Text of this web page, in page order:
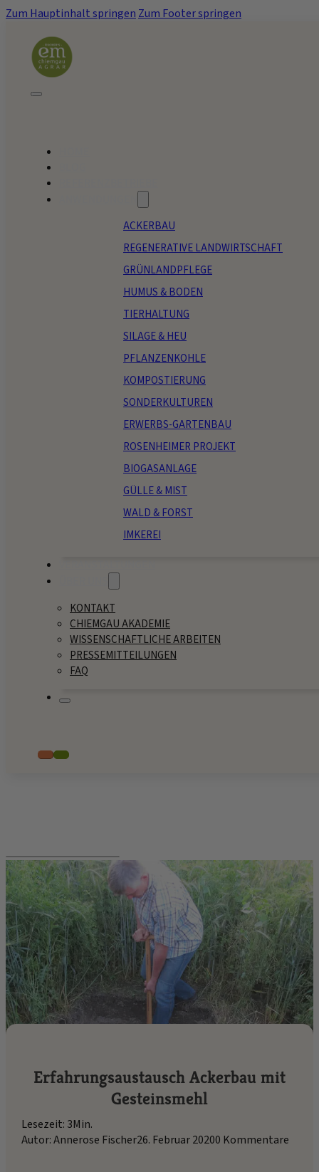
Zum Hauptinhalt springen Zum Footer springen
ACKERBAU
REGENERATIVE LANDWIRTSCHAFT
GRÜNLANDPFLEGE
HUMUS & BODEN
TIERHALTUNG
SILAGE & HEU
PFLANZENKOHLE
KOMPOSTIERUNG
SONDERKULTUREN
ERWERBS-GARTENBAU
ROSENHEIMER PROJEKT
BIOGASANLAGE
GÜLLE & MIST
WALD & FORST
IMKEREI
KONTAKT
CHIEMGAU AKADEMIE
WISSENSCHAFTLICHE ARBEITEN
PRESSEMITTEILUNGEN
FAQ
Erfahrungsaustausch Ackerbau mit
Gesteinsmehl
Lesezeit: 3Min.
Autor: Annerose Fischer26. Februar 20200 Kommentare